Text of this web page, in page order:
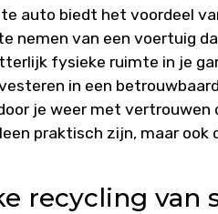
auto biedt het voordeel
nemen van een voertuig
fysieke ruimte in je
in een
je weer met vertrouwen
praktisch zijn, maar ook
recycling van